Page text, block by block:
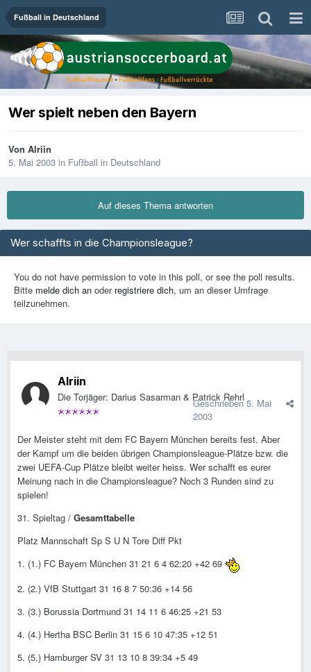
Fußball in Deutschland
Wer spielt neben den Bayern
Von Alriin
5. Mai 2003 in Fußball in Deutschland
Auf dieses Thema antworten
Wer schaffts in die Championsleague?
You do not have permission to vote in this poll, or see the poll results.
Bitte melde dich an oder registriere dich, um an dieser Umfrage
teilzunehmen.
Alriin
Die Torjäger: Darius Sasarman & Patrick Rehrl
Geschrieben 5. Mai
2003
Der Meister steht mit dem FC Bayern München bereits fest. Aber
der Kampf um die beiden übrigen Championsleague-Plätze bzw. die
zwei UEFA-Cup Plätze bleibt weiter heiss. Wer schafft es eurer
Meinung nach in die Championsleague? Noch 3 Runden sind zu
spielen!
31. Spieltag / Gesamttabelle
Platz Mannschaft Sp S U N Tore Diff Pkt
1. (1.) FC Bayern München 31 21 6 4 62:20 +42 69
2. (2.) VfB Stuttgart 31 16 8 7 50:36 +14 56
3. (3.) Borussia Dortmund 31 14 11 6 46:25 +21 53
4. (4.) Hertha BSC Berlin 31 15 6 10 47:35 +12 51
5. (5.) Hamburger SV 31 13 10 8 39:34 +5 49